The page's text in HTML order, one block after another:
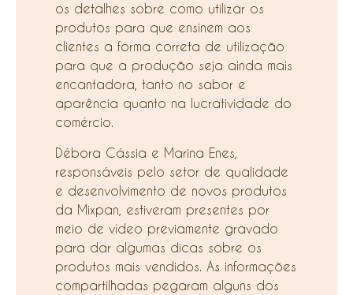
os detalhes sobre como utilizar os
produtos para que ensinem aos
clientes a forma correta de utilização
para que a produção seja ainda mais
encantadora, tanto no sabor e
aparência quanto na lucratividade do
comércio.
Débora Cássia e Marina Enes,
responsáveis pelo setor de qualidade
e desenvolvimento de novos produtos
da Mixpan, estiveram presentes por
meio de vídeo previamente gravado
para dar algumas dicas sobre os
produtos mais vendidos. As informações
compartilhadas pegaram alguns dos